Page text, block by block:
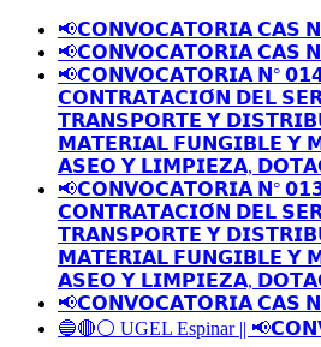
📢𝗖𝗢𝗡𝗩𝗢𝗖𝗔𝗧𝗢𝗥𝗜𝗔 𝗖𝗔𝗦
📢𝗖𝗢𝗡𝗩𝗢𝗖𝗔𝗧𝗢𝗥𝗜𝗔 𝗖𝗔𝗦
📢𝗖𝗢𝗡𝗩𝗢𝗖𝗔𝗧𝗢𝗥𝗜𝗔 𝗡°
𝗖𝗢𝗡𝗧𝗥𝗔𝗧𝗔𝗖𝗜𝗢́𝗡 𝗗𝗘𝗟
𝗧𝗥𝗔𝗡𝗦𝗣𝗢𝗥𝗧𝗘 𝗬
𝗠𝗔𝗧𝗘𝗥𝗜𝗔𝗟 𝗙𝗨𝗡𝗚𝗜𝗕𝗟𝗘 𝗬
𝗔𝗦𝗘𝗢 𝗬 𝗟𝗜𝗠𝗣𝗜𝗘𝗭𝗔,
📢𝗖𝗢𝗡𝗩𝗢𝗖𝗔𝗧𝗢𝗥𝗜𝗔 𝗡°
𝗖𝗢𝗡𝗧𝗥𝗔𝗧𝗔𝗖𝗜𝗢́𝗡 𝗗𝗘𝗟
𝗧𝗥𝗔𝗡𝗦𝗣𝗢𝗥𝗧𝗘 𝗬
𝗠𝗔𝗧𝗘𝗥𝗜𝗔𝗟 𝗙𝗨𝗡𝗚𝗜𝗕𝗟𝗘 𝗬
𝗔𝗦𝗘𝗢 𝗬 𝗟𝗜𝗠𝗣𝗜𝗘𝗭𝗔,
📢𝗖𝗢𝗡𝗩𝗢𝗖𝗔𝗧𝗢𝗥𝗜𝗔 𝗖𝗔𝗦
🔵🔴⚪️ UGEL Espinar ||